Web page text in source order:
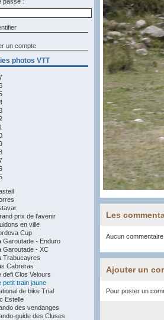
un compte
photos VTT
prix de l'avenir
en ville
Cup
Garoutade - Enduro
Garoutade - XC
Trabucayres
Cabreras
defi Clos Velours
petit train jaune
de bike Trial
Estelle
des vendanges
guide des Cluses
Les
Aucun
Ajouter un
Pour poster un